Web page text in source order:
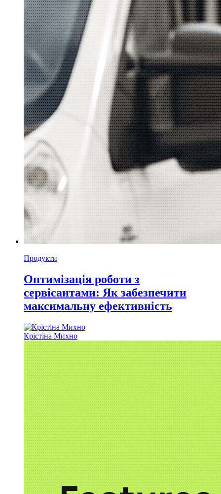
Продукти
Оптимізація роботи з
сервісантами: Як забезпечити
максимальну ефективність
Крістіна Михно